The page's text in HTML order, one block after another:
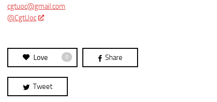
cgtuoc@gmail.com
@CgtUoc
Love 0 Share
Tweet